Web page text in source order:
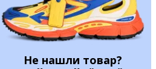
Не нашли товар?